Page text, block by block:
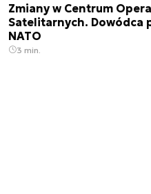
Zmiany w Centrum
Satelitarnych. Dowódca
NATO
3 min.